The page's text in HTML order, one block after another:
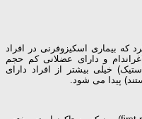
که بیماری اسکیزوفرنی در افراد
و دارای عضلانی کم حجم
خیلی بیشتر از افراد دارای
پیدا می شود.